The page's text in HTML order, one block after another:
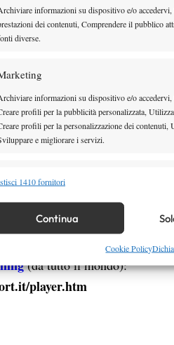
informazioni su dispositivo e/o
dei contenuti, Comprendere il pubblico
diverse.
informazioni su dispositivo e/o
profili per la pubblicità personalizzata,
profili per la personalizzazione dei
e migliorare i servizi.
Funzionalità
Identificare i dispositivi in base alle informazioni
Garantire la sicurezza, prevenire e
e presentare pubblicità e
sulla privacy.
1410 fornitori
Continua
Cookie Policy
Sergio Pastena. E’ oggi il
ancheStefano Meloccaro(Sky
le 16 le vostre domande per i
ai nostri ospiti
Manà Sport
in tutto il Lazio alle
(da tutto il mondo):
player.htm